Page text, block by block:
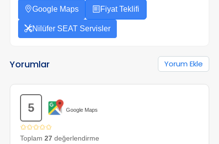
Google Maps Fiyat Teklifi
Nilüfer SEAT Servisler
Yorumlar Yorum Ekle
5 Google Maps
✩✩✩✩✩
Toplam 27 değerlendirme